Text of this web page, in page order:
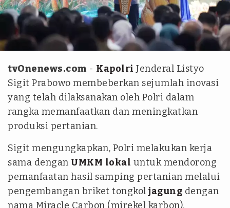
Istimewa
tvOnenews.com - Kapolri Jenderal Listyo
Sigit Prabowo membeberkan sejumlah inovasi
yang telah dilaksanakan oleh Polri dalam
rangka memanfaatkan dan meningkatkan
produksi pertanian.
Sigit mengungkapkan, Polri melakukan kerja
sama dengan UMKM lokal untuk mendorong
pemanfaatan hasil samping pertanian melalui
pengembangan briket tongkol jagung dengan
nama Miracle Carbon (mirekel karbon).